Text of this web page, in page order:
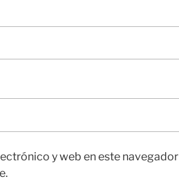
y web en este navegador